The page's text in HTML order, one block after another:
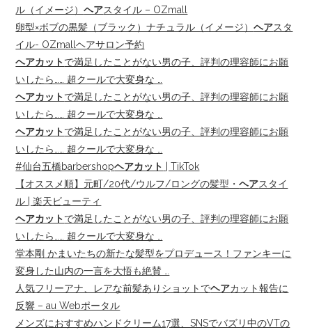
ル（イメージ）ヘアスタイル – OZmall
卵型×ボブの黒髪（ブラック）ナチュラル（イメージ）ヘアスタ
イル- OZmallヘアサロン予約
ヘアカットで満足したことがない男の子、評判の理容師にお願
いしたら…… 超クールで大変身な …
ヘアカットで満足したことがない男の子、評判の理容師にお願
いしたら…… 超クールで大変身な …
ヘアカットで満足したことがない男の子、評判の理容師にお願
いしたら…… 超クールで大変身な …
#仙台五橋barbershopヘアカット
| TikTok
【オススメ順】元町/20代/ウルフ/ロングの髪型・ヘアスタイ
ル | 楽天ビューティ
ヘアカットで満足したことがない男の子、評判の理容師にお願
いしたら…… 超クールで大変身な …
堂本剛 かまいたちの新たな髪型をプロデュース！ファンキーに
変身した山内の一言を大悟も絶賛 …
人気フリーアナ、レアな前髪ありショットでヘアカット報告に
反響 – au Webポータル
メンズにおすすめハンドクリーム17選、SNSでバズリ中のVTの